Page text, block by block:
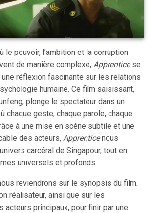
le pouvoir, l’ambition et la corruption
de manière complexe, Apprenticese
réflexion fascinante sur les relations
humaine. Ce film saisissant,
plonge le spectateur dans un
chaque geste, chaque parole, chaque
à une mise en scène subtile et une
des acteurs, Apprenticenous
carcéral de Singapour, tout en
universels et profonds.
reviendrons sur le synopsis du film,
réalisateur, ainsi que sur les
acteurs principaux, pour finir par une